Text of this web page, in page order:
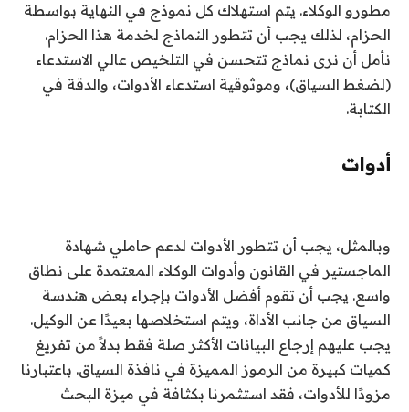
مطورو الوكلاء. يتم استهلاك كل نموذج في النهاية بواسطة
الحزام، لذلك يجب أن تتطور النماذج لخدمة هذا الحزام.
نأمل أن نرى نماذج تتحسن في التلخيص عالي الاستدعاء
(لضغط السياق)، وموثوقية استدعاء الأدوات، والدقة في
الكتابة.
أدوات
وبالمثل، يجب أن تتطور الأدوات لدعم حاملي شهادة
الماجستير في القانون وأدوات الوكلاء المعتمدة على نطاق
واسع. يجب أن تقوم أفضل الأدوات بإجراء بعض هندسة
السياق من جانب الأداة، ويتم استخلاصها بعيدًا عن الوكيل.
يجب عليهم إرجاع البيانات الأكثر صلة فقط بدلاً من تفريغ
كميات كبيرة من الرموز المميزة في نافذة السياق. باعتبارنا
مزودًا للأدوات، فقد استثمرنا بكثافة في ميزة البحث